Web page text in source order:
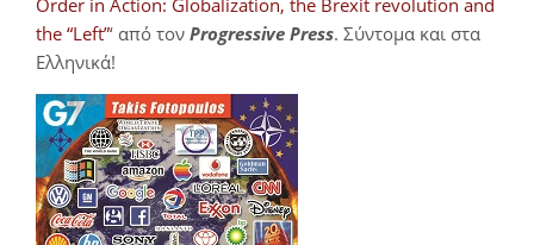
the “Left”‘ από τον Progressive Press. Σύντομα και στα
Ελληνικά!